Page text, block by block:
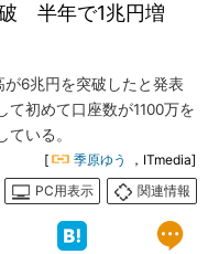
半年で1兆円増
6兆円を突破したと発表
て初めて口座数が1100万を
いる。
[ 季原ゆう
，ITmedia]
PC用表示
関連情報